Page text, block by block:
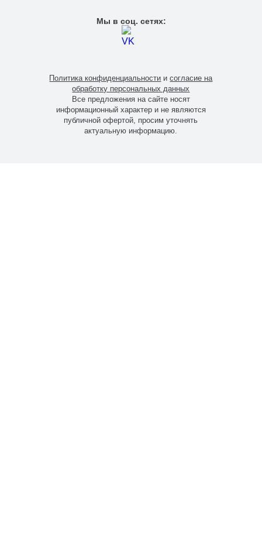
Мы в соц. сетях:
Все предложения на сайте носят
информационный характер и не являются
публичной офертой, просим уточнять
актуальную информацию.
Политика конфиденциальности исогласие на
обработку персональных данных